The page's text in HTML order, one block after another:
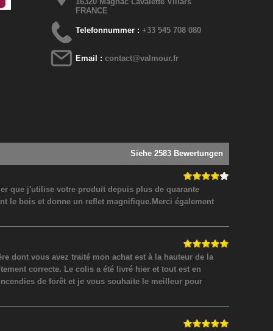
FRANCE
Telefonnummer :+33 545 708 080
Email :contact@valmour.fr
Siehe 2583 Bewertungen
que j'utilise votre produit depuis plus de quarante
le bois et donne un reflet magnifique.Merci également
dont vous avez traité mon achat est à la hauteur de la
correcte. Le colis a été livré hier et tout est en
de forêt et je vous souhaite le meilleur pour